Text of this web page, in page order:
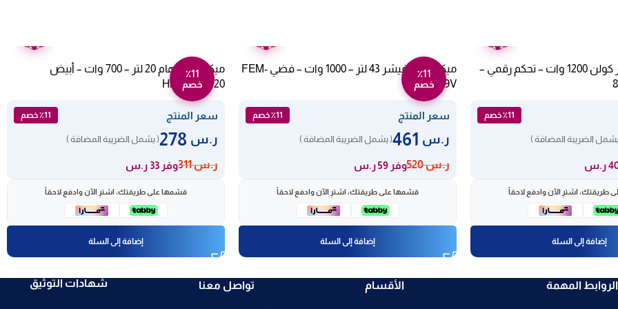
ميكروويف 20 لتر كولن 1200 وات – تحكم رقمي –
٪11 خصم
الضريبة المضافة )
طريقتك، اشترِ الآن وادفع لاحقاً
إضافة إلى السلة
٪11
خصم
ميكروويف فيشر 43 لتر – 1000 وات – فضي FEM-
S9539V
سعر المنتج ٪11 خصم
ر.س ( يشمل الضريبة المضافة )
ر.س520 وفر 59 ر.س
قسّمها على طريقتك، اشترِ الآن وادفع لاحقاً
إضافة إلى السلة
٪11
خصم
ميكروويف هام 20 لتر – 700 وات – أبيض
Hm20wmw20
سعر المنتج ٪11 خصم
ر.س ( يشمل الضريبة المضافة )
ر.س311 وفر 33 ر.س
قسّمها على طريقتك، اشترِ الآن وادفع لاحقاً
إضافة إلى السلة
الروابط المهمة الأقسام تواصل معنا شهادات التوثيق